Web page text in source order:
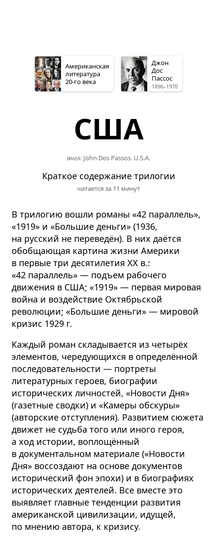
Американская
литература
20-го века
Джон
Дос
Пассос
1896–1970
США
англ. John Dos Passos. U.S.A.
Краткое содержание трилогии
читается за 11 минут
В трилогию вошли романы «42 параллель»,
«1919» и «Большие деньги» (1936,
на русский не переведён). В них даётся
обобщающая картина жизни Америки
в первые три десятилетия XX в.:
«42 параллель» — подъем рабочего
движения в США; «1919» — первая мировая
война и воздействие Октябрьской
революции; «Большие деньги» — мировой
кризис 1929 г.
Каждый роман складывается из четырёх
элементов, чередующихся в определённой
последовательности — портреты
литературных героев, биографии
исторических личностей, «Новости Дня»
(газетные сводки) и «Камеры обскуры»
(авторские отступления). Развитием сюжета
движет не судьба того или иного героя,
а ход истории, воплощённый
в документальном материале («Новости
Дня» воссоздают на основе документов
исторический фон эпохи) и в биографиях
исторических деятелей. Все вместе это
выявляет главные тенденции развития
американской цивилизации, идущей,
по мнению автора, к кризису.